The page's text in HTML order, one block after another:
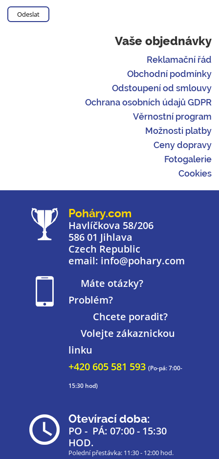
Vaše objednávky
Reklamační řád
Obchodní podmínky
Odstoupení od smlouvy
Ochrana osobních údajů GDPR
Věrnostní program
Možnosti platby
Ceny dopravy
Fotogalerie
Cookies
Poháry.com
Havlíčkova 58/206
586 01 Jihlava
Czech Republic
email: info@pohary.com
Máte otázky?
Problém?
Chcete poradit?
Volejte zákaznickou
linku
+420 605 581 593 (Po-pá: 7:00-
15:30 hod)
Otevírací doba:
PO - PÁ: 07:00 - 15:30
HOD.
Polední přestávka: 11:30 - 12:00 hod.